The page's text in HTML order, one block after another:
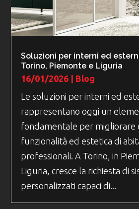
Soluzioni per interni ed
Torino, Piemonte e Liguria
16/01/2026
Blog
Le soluzioni per interni ed
rappresentano oggi un
fondamentale per migliorare
funzionalità ed estetica di
professionali. A Torino, in
Liguria, cresce la richiesta di
personalizzati capaci di...